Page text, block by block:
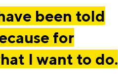
been told
for
I want to do.